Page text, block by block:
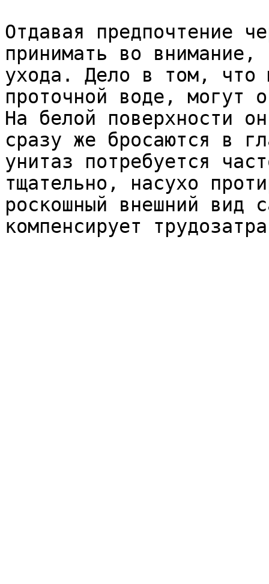
Отдавая предпочтение
принимать во внимание,
ухода. Дело в том, что
проточной воде, могут
На белой поверхности
сразу же бросаются в
унитаз потребуется
тщательно, насухо
роскошный внешний вид
компенсирует